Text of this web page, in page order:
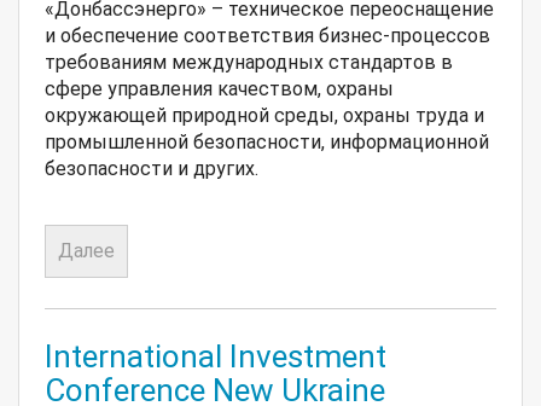
«Донбассэнерго» – техническое переоснащение
и обеспечение соответствия бизнес-процессов
требованиям международных стандартов в
сфере управления качеством, охраны
окружающей природной среды, охраны труда и
промышленной безопасности, информационной
безопасности и других.
Далее
International Investment
Conference New Ukraine